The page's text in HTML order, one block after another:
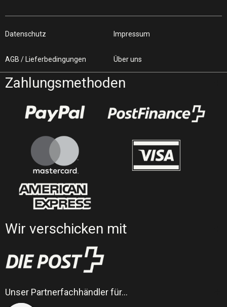
Datenschutz Impressum
AGB / Lieferbedingungen Über uns
Zahlungsmethoden
Wir verschicken mit
Unser Partnerfachhändler für…